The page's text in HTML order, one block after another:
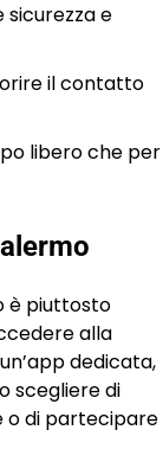
sicurezza e
il contatto
libero che per
è piuttosto
alla
dedicata,
scegliere di
o di partecipare